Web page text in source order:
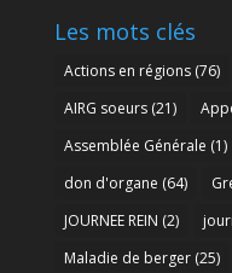
Les mots clés
Actions en régions(76)
AIRG soeurs(21)
Assemblée Générale (1)
don d'organe (64)
JOURNEE REIN (2)
Maladie de berger(25)